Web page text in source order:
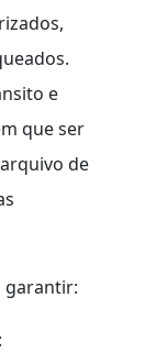
e
que ser
de
garantir:
: